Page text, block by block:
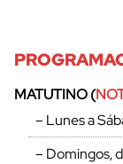
cerrar
MATUTINO (
– Lunes a
– Domingos,